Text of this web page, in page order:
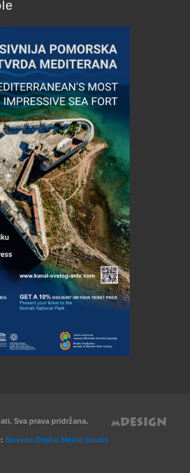
Sva prava pridržana.
Novena Digital Media Studio